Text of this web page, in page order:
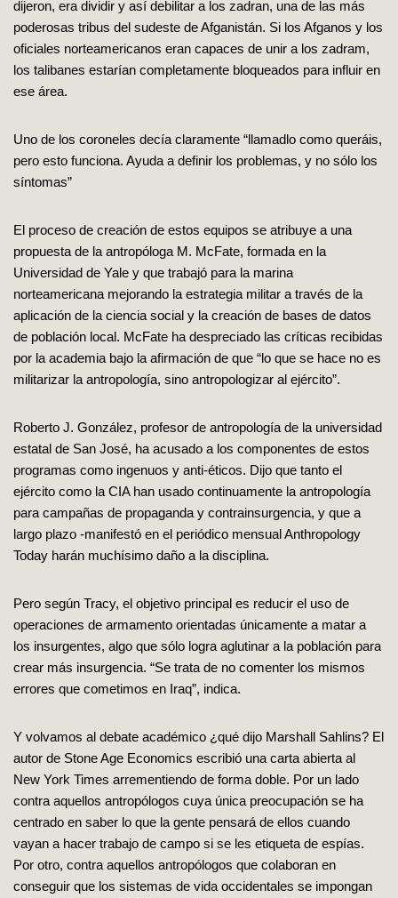
dijeron, era dividir y así debilitar a los zadran, una de las más
poderosas tribus del sudeste de Afganistán. Si los Afganos y los
oficiales norteamericanos eran capaces de unir a los zadram,
los talibanes estarían completamente bloqueados para influir en
ese área.
Uno de los coroneles decía claramente “llamadlo como queráis,
pero esto funciona. Ayuda a definir los problemas, y no sólo los
síntomas”
El proceso de creación de estos equipos se atribuye a una
propuesta de la antropóloga M. McFate, formada en la
Universidad de Yale y que trabajó para la marina
norteamericana mejorando la estrategia militar a través de la
aplicación de la ciencia social y la creación de bases de datos
de población local. McFate ha despreciado las críticas recibidas
por la academia bajo la afirmación de que “lo que se hace no es
militarizar la antropología, sino antropologizar al ejército”.
Roberto J. González, profesor de antropología de la universidad
estatal de San José, ha acusado a los componentes de estos
programas como ingenuos y anti-éticos. Dijo que tanto el
ejército como la CIA han usado continuamente la antropología
para campañas de propaganda y contrainsurgencia, y que a
largo plazo -manifestó en el periódico mensual Anthropology
Today harán muchísimo daño a la disciplina.
Pero según Tracy, el objetivo principal es reducir el uso de
operaciones de armamento orientadas únicamente a matar a
los insurgentes, algo que sólo logra aglutinar a la población para
crear más insurgencia. “Se trata de no comenter los mismos
errores que cometimos en Iraq”, indica.
Y volvamos al debate académico ¿qué dijo Marshall Sahlins? El
autor de Stone Age Economics escribió una carta abierta al
New York Times arrementiendo de forma doble. Por un lado
contra aquellos antropólogos cuya única preocupación se ha
centrado en saber lo que la gente pensará de ellos cuando
vayan a hacer trabajo de campo si se les etiqueta de espías.
Por otro, contra aquellos antropólogos que colaboran en
conseguir que los sistemas de vida occidentales se impongan